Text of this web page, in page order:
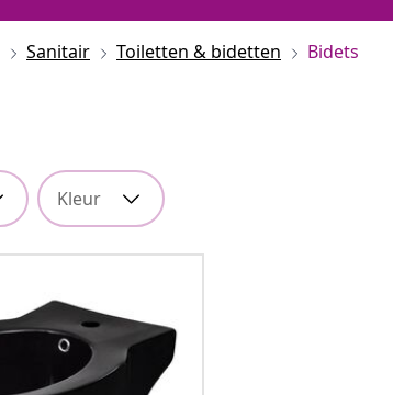
Sanitair Toiletten & bidetten Bidets
Kleur